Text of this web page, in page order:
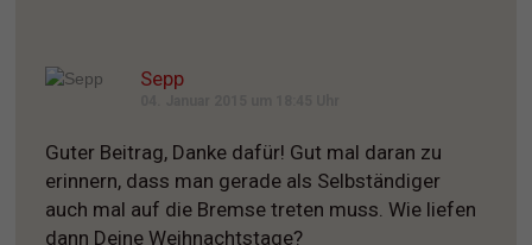
Sepp
Guter Beitrag, Danke dafür! Gut mal daran zu
erinnern, dass man gerade als Selbständiger
auch mal auf die Bremse treten muss. Wie liefen
dann Deine Weihnachtstage?